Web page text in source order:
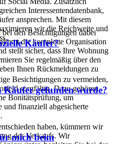
Interessentendatenbank,
ansprechen. Mit diesem
wir die Reichweite und
den Besichtigungen dabei
die komplette Organisation
stellt sicher, dass Ihre Wohnung
Sie regelmäßig über den
Ihnen Rückmeldungen zu
Käufer?
Besichtigungen zu vermeiden,
sorgfältig. Dazu gehören
Bonitätsprüfung, um
und finanziell abgesicherte
Käufer gefunden wurde?
haben, kümmern wir
des Verkaufs. Wir
mich beim